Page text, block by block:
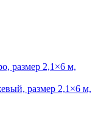
размер 2,1×6 м,
размер 2,1×6 м,